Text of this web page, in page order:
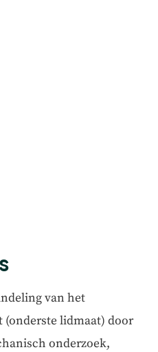
van het
(onderste lidmaat) door
onderzoek,